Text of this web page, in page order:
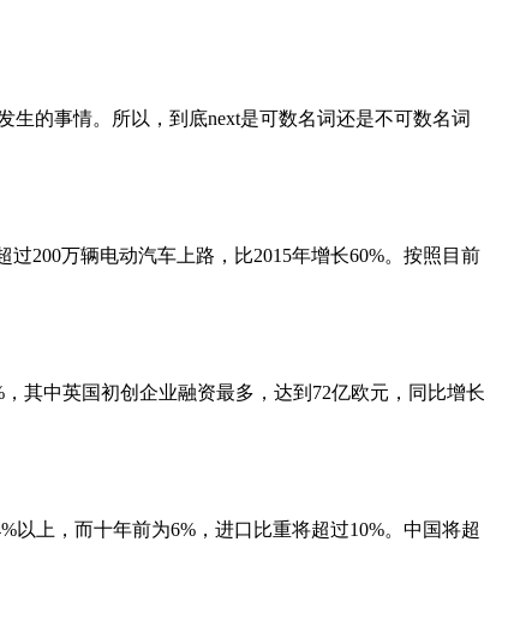
的事情。所以，到底next是可数名词还是不可数名词
200万辆电动汽车上路，比2015年增长60%。按照目前
其中英国初创企业融资最多，达到72亿欧元，同比增长
上，而十年前为6%，进口比重将超过10%。中国将超